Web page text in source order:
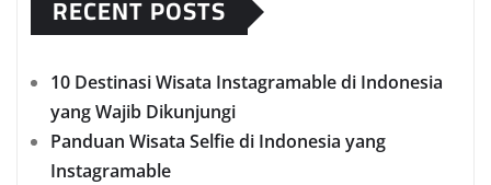
RECENT POSTS
10 Destinasi Wisata Instagramable di Indonesia
yang Wajib Dikunjungi
Panduan Wisata Selfie di Indonesia yang
Instagramable